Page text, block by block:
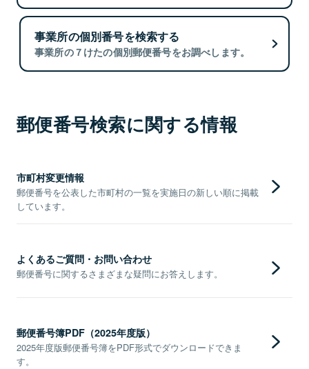
事業所の個別番号を検索する
事業所の７けたの個別郵便番号をお調べします。
郵便番号検索に関する情報
市町村変更情報
郵便番号を公表した市町村の一覧を実施日の新しい順に掲載
しています。
よくあるご質問・お問い合わせ
郵便番号に関するさまざまな疑問にお答えします。
郵便番号簿PDF（2025年度版）
2025年度版郵便番号簿をPDF形式でダウンロードできま
す。